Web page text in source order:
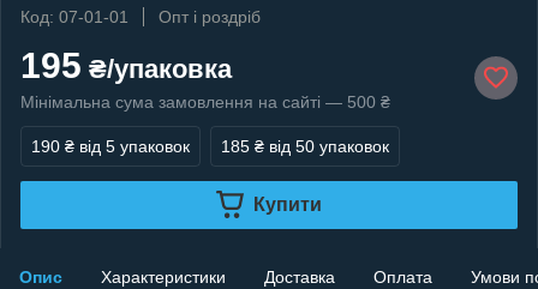
Код: 07-01-01
Опт і роздріб
195 ₴/упаковка
Мінімальна сума замовлення на сайті — 500 ₴
190 ₴ від 5 упаковок 185 ₴ від 50 упаковок
Купити
Опис Характеристики Доставка Оплата Умови